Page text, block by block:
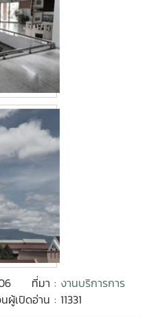
ที่มา : งานบริการการ
ผู้เปิดอ่าน : 11331